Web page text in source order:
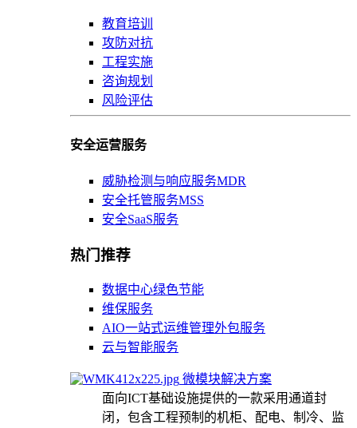
教育培训
攻防对抗
工程实施
咨询规划
风险评估
安全运营服务
威胁检测与响应服务MDR
安全托管服务MSS
安全SaaS服务
热门推荐
数据中心绿色节能
维保服务
AIO一站式运维管理外包服务
云与智能服务
微模块解决方案
面向ICT基础设施提供的一款采用通道封
闭，包含工程预制的机柜、配电、制冷、监